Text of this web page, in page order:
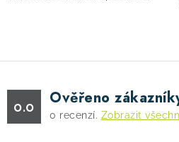
0.0 Ověřeno
0 recenzí. Zobrazit